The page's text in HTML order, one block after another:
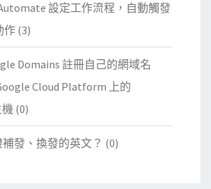
設定工作流程，自動觸發
作 (3)
Domains 註冊自己的網域名
Cloud Platform 上的
機 (0)
發、換發的英文？ (0)